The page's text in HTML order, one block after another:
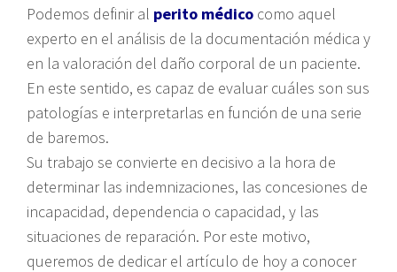
Podemos definir al perito médico como aquel
experto en el análisis de la documentación médica y
en la valoración del daño corporal de un paciente.
En este sentido, es capaz de evaluar cuáles son sus
patologías e interpretarlas en función de una serie
de baremos.
Su trabajo se convierte en decisivo a la hora de
determinar las indemnizaciones, las concesiones de
incapacidad, dependencia o capacidad, y las
situaciones de reparación. Por este motivo,
queremos de dedicar el artículo de hoy a conocer